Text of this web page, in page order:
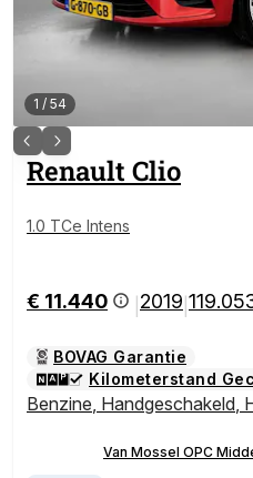
1 / 54
Renault Clio
1.0 TCe Intens
€ 11.440 2019
BOVAG Garantie
Kilometerstand
Benzine, Handgeschakeld,
Van Mossel OPC